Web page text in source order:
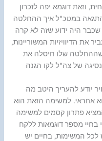
וזאת דוגמא יפה לזכרון
במטכ"ל איך ההחלטה
היה ידוע שזה לא קרה
את הדיוויזיות המשוריינות,
שההחלטה שלו חיסלה את
את הנסיגה של צה"ל לקו הגנה
יודע להעריך היטב מה
אחראי. למשימה הזאת הוא
פתרון קסמים למשימה
בחיי מספר דוגמאות ללקח
המשימות, בחיים יש